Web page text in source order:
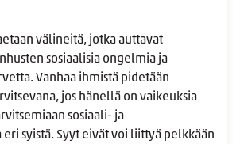
välineitä, jotka auttavat
sosiaalisia ongelmia ja
Vanhaa ihmistä pidetään
jos hänellä on vaikeuksia
sosiaali- ja
syistä. Syyt eivät voi liittyä pelkkään